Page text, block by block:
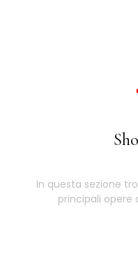
In questa sezione
principali opere